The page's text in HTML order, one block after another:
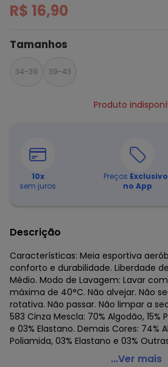
R$ 16,90
Tamanhos
34-39 39-43
Produto
10x
sem juros
Preços
no App
Descrição
Características: Meia esportiva
conforto e durabilidade. Liberdade
Médio. Modo de Lavagem: Lavar
máxima de 40°C. Não alvejar. Não
rotativa. Não passar. Não limpar a
583 Cinza Mescla: 70% Algodão, 15%
e 03% Elastano. Demais Cores: 74%
Poliamida, 03% Elastano e 03%
Selene - Meia Aeróbica Selene
...Ver mais